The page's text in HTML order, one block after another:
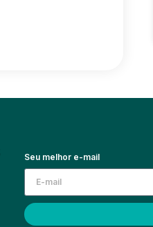
Seu melhor e-mail